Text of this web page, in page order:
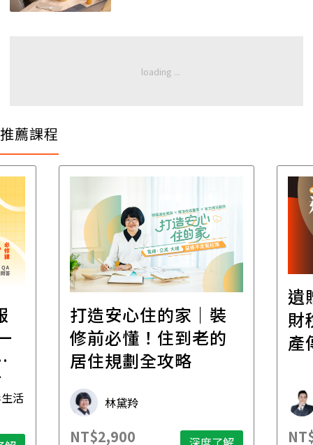
推薦課程
活
打造安心住的家｜裝
修前必懂！住到老的
居住規劃全攻略
林黛羚
NT$2,900
遺
財
產